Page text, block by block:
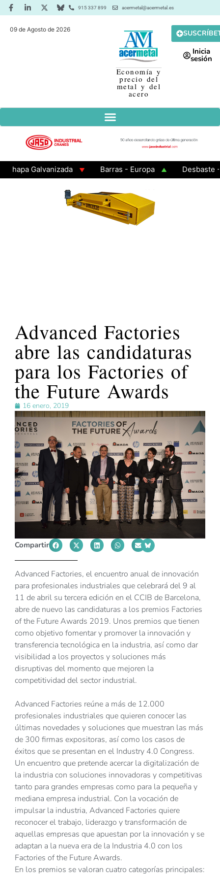
915 337 899 acermetal@acermetal.es
09 de Agosto de 2026
Economía y
precio del
metal y del
acero
Inicia
sesión
Galvanizada Barras - Europa
Desbaste -
Advanced Factories
abre las candidaturas
para los Factories of
the Future Awards
16 enero, 2019
Compartir
Advanced Factories, el encuentro anual de innovación
para profesionales industriales que celebrará del 9 al
11 de abril su tercera edición en el CCIB de Barcelona,
abre de nuevo las candidaturas a los premios Factories
of the Future Awards 2019. Unos premios que tienen
como objetivo fomentar y promover la innovación y
transferencia tecnológica en la industria, así como dar
visibilidad a los proyectos y soluciones más
disruptivas del momento que mejoren la
competitividad del sector industrial.
Advanced Factories reúne a más de 12.000
profesionales industriales que quieren conocer las
últimas novedades y soluciones que muestran las más
de 300 firmas expositoras, así como los casos de
éxitos que se presentan en el Industry 4.0 Congress.
Un encuentro que pretende acercar la digitalización de
la industria con soluciones innovadoras y competitivas
tanto para grandes empresas como para la pequeña y
mediana empresa industrial. Con la vocación de
impulsar la industria, Advanced Factories quiere
reconocer el trabajo, liderazgo y transformación de
aquellas empresas que apuestan por la innovación y se
adaptan a la nueva era de la Industria 4.0 con los
Factories of the Future Awards.
En los premios se valoran cuatro categorías principales: